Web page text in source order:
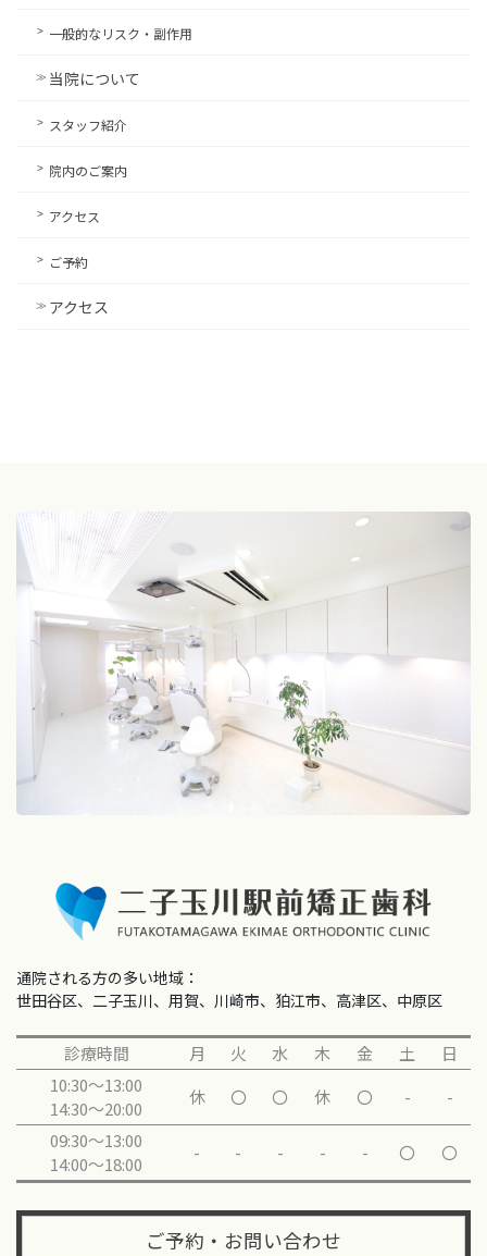
一般的なリスク・副作用
当院について
スタッフ紹介
院内のご案内
アクセス
ご予約
アクセス
通院される方の多い地域：
世田谷区、二子玉川、用賀、川崎市、狛江市、高津区、中原区
診療時間 月 火 水 木 金 土
日
10:30～13:00
14:30～20:00
休 〇 〇 休 〇 -
-
09:30～13:00
14:00～18:00
- - - - - 〇 〇
ご予約・お問い合わせ